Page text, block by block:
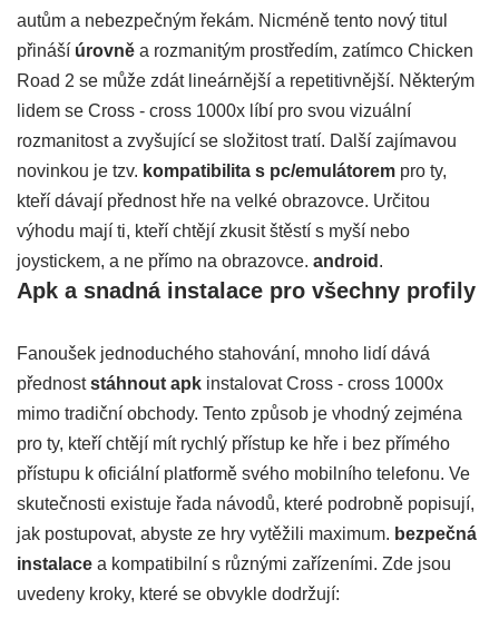
autům a nebezpečným řekám. Nicméně tento nový titul
přináší úrovně a rozmanitým prostředím, zatímco Chicken
Road 2 se může zdát lineárnější a repetitivnější. Některým
lidem se Cross - cross 1000x líbí pro svou vizuální
rozmanitost a zvyšující se složitost tratí. Další zajímavou
novinkou je tzv. kompatibilita s pc/emulátorem pro ty,
kteří dávají přednost hře na velké obrazovce. Určitou
výhodu mají ti, kteří chtějí zkusit štěstí s myší nebo
joystickem, a ne přímo na obrazovce. android .
Apk a snadná instalace pro všechny profily
Fanoušek jednoduchého stahování, mnoho lidí dává
přednoststáhnout apk instalovat Cross - cross 1000x
mimo tradiční obchody. Tento způsob je vhodný zejména
pro ty, kteří chtějí mít rychlý přístup ke hře i bez přímého
přístupu k oficiální platformě svého mobilního telefonu. Ve
skutečnosti existuje řada návodů, které podrobně popisují,
jak postupovat, abyste ze hry vytěžili maximum. bezpečná
instalace a kompatibilní s různými zařízeními. Zde jsou
uvedeny kroky, které se obvykle dodržují: